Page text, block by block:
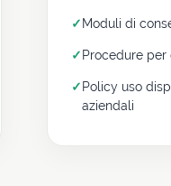
✓ Moduli di
✓ Procedure per
✓ Policy uso
aziendali